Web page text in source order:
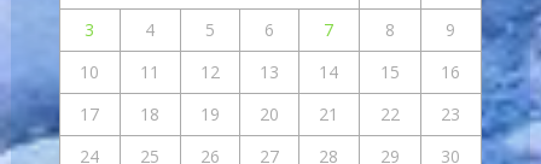
3
4 5 6 7 8
9
10
11 12 13 14 15
16
17
18 19 20 21 22
23
24
25 26 27 28 29 30